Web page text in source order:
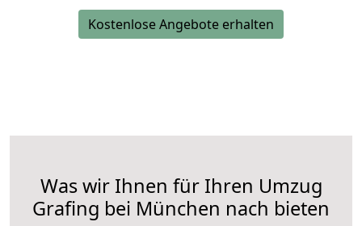
Kostenlose Angebote erhalten
Was wir Ihnen für Ihren Umzug
Grafing bei München nach bieten